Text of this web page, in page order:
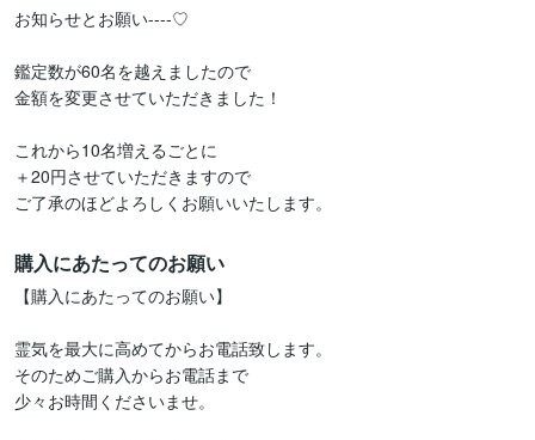
お知らせとお願い----♡
鑑定数が60名を越えましたので
金額を変更させていただきました！
これから10名増えるごとに
＋20円させていただきますので
購入にあたってのお願い
【購入にあたってのお願い】
霊気を最大に高めてからお電話致します。
そのためご購入からお電話まで
少々お時間くださいませ。